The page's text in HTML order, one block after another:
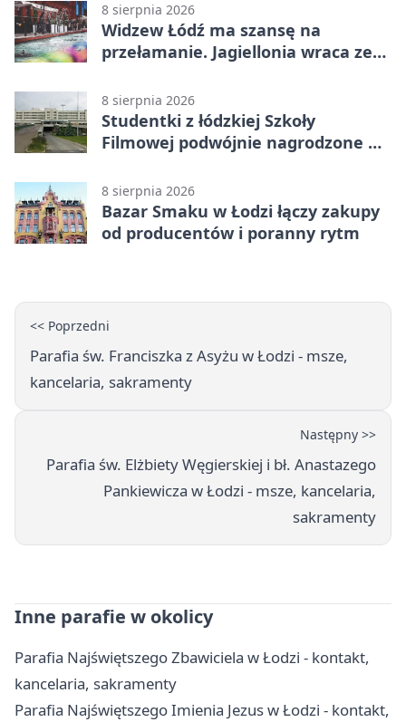
8 sierpnia 2026
Widzew Łódź ma szansę na
przełamanie. Jagiellonia wraca ze
8 sierpnia 2026
Studentki z łódzkiej Szkoły
Filmowej podwójnie nagrodzone na
8 sierpnia 2026
Bazar Smaku w Łodzi łączy zakupy
od producentów i poranny rytm
<< Poprzedni
Parafia św. Franciszka z Asyżu w Łodzi - msze,
kancelaria, sakramenty
Następny >>
Parafia św. Elżbiety Węgierskiej i bł. Anastazego
Pankiewicza w Łodzi - msze, kancelaria,
sakramenty
Inne parafie w okolicy
Parafia Najświętszego Zbawiciela w Łodzi - kontakt,
kancelaria, sakramenty
Parafia Najświętszego Imienia Jezus w Łodzi - kontakt,